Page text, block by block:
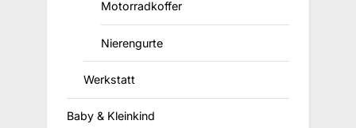
Motorradkoffer
Nierengurte
Werkstatt
Baby & Kleinkind